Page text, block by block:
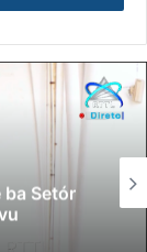
ba Setór